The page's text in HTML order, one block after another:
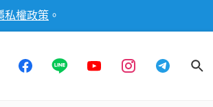
私權政策 。